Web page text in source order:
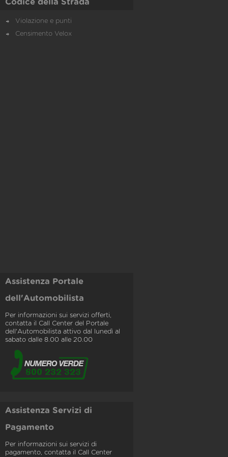
Codice della Strada
Violazione e punti
Censimento Velox
Assistenza Portale
dell'Automobilista
Per informazioni sui servizi offerti,
contatta il Call Center del Portale
dell'Automobilista attivo dal lunedì al
sabato dalle 8.00 alle 20.00
Assistenza Servizi di
Pagamento
Per informazioni sui servizi di
pagamento, contatta il Call Center